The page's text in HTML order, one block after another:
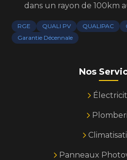
dans un rayon de 100km
RGE QUALI PV QUALIPAC
Garantie Décennale
Nos
Panneaux